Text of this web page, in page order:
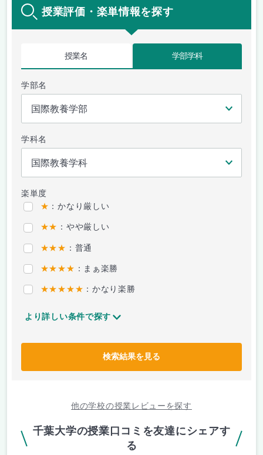
授業評価・楽単情報を探す
授業名 学部学科
学部名
学科名
楽単度
★ ：かなり厳しい
★★ ：やや厳しい
★★★ ：普通
★★★★ ：まぁ楽勝
★★★★★ ：かなり楽勝
より詳しい条件で探す
検索結果を見る
他の学校の授業レビューを探す
千葉大学の授業口コミを友達にシェアす
る